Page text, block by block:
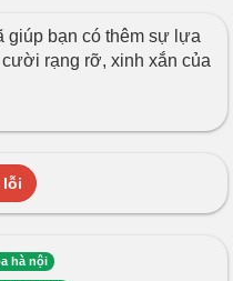
giúp bạn có thêm sự lựa
rạng rỡ, xinh xắn của
lỗi
hà nội